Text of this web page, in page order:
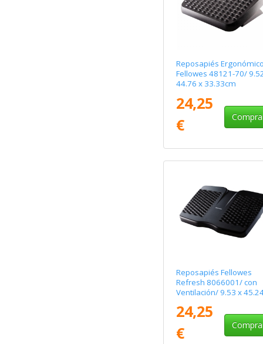
Reposapiés
Fellowes 48121-70/
44.76 x 33.33cm
24,25
€
Reposapiés Fellowes
Refresh 8066001/ con
Ventilación/ 9.53 x
24,25
€